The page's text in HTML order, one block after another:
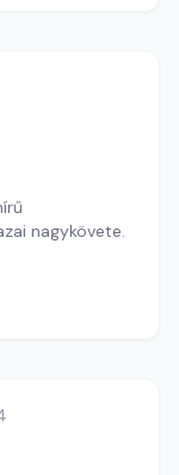
nagykövete.